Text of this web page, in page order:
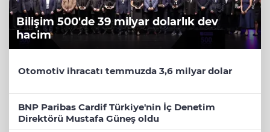
Bilişim 500'de 39 milyar dolarlık dev
hacim
Otomotiv ihracatı temmuzda 3,6 milyar dolar
BNP Paribas Cardif Türkiye'nin İç Denetim
Direktörü Mustafa Güneş oldu